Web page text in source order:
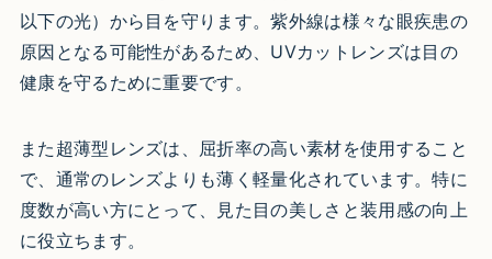
以下の光）から目を守ります。紫外線は様々な眼疾患の
原因となる可能性があるため、UVカットレンズは目の
健康を守るために重要です。
また超薄型レンズは、屈折率の高い素材を使用すること
で、通常のレンズよりも薄く軽量化されています。特に
度数が高い方にとって、見た目の美しさと装用感の向上
に役立ちます。